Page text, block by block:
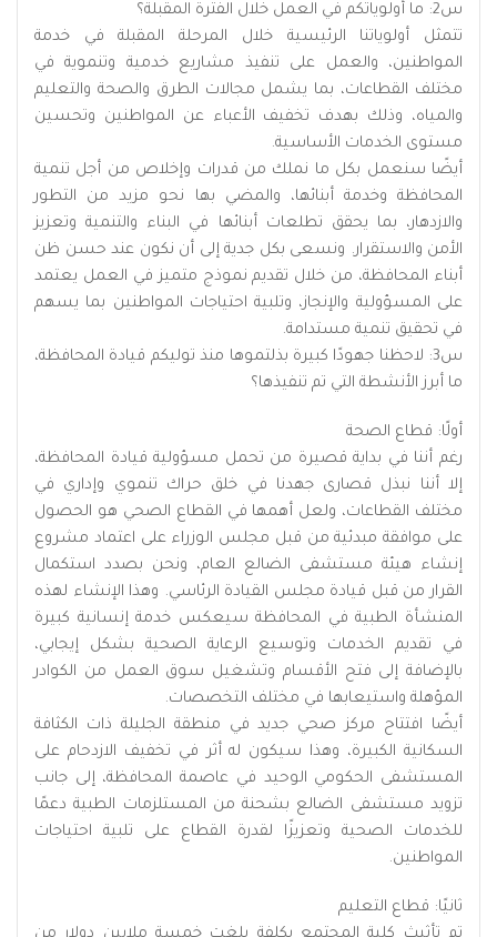
س2: ما أولوياتكم في العمل خلال الفترة المقبلة؟
تتمثل أولوياتنا الرئيسية خلال المرحلة المقبلة في خدمة
المواطنين، والعمل على تنفيذ مشاريع خدمية وتنموية في
مختلف القطاعات، بما يشمل مجالات الطرق والصحة والتعليم
والمياه، وذلك بهدف تخفيف الأعباء عن المواطنين وتحسين
مستوى الخدمات الأساسية.
أيضًا سنعمل بكل ما نملك من قدرات وإخلاص من أجل تنمية
المحافظة وخدمة أبنائها، والمضي بها نحو مزيد من التطور
والازدهار، بما يحقق تطلعات أبنائها في البناء والتنمية وتعزيز
الأمن والاستقرار. ونسعى بكل جدية إلى أن نكون عند حسن ظن
أبناء المحافظة، من خلال تقديم نموذج متميز في العمل يعتمد
على المسؤولية والإنجاز، وتلبية احتياجات المواطنين بما يسهم
في تحقيق تنمية مستدامة.
س3: لاحظنا جهودًا كبيرة بذلتموها منذ توليكم قيادة المحافظة،
ما أبرز الأنشطة التي تم تنفيذها؟
أولًا: قطاع الصحة
رغم أننا في بداية قصيرة من تحمل مسؤولية قيادة المحافظة،
إلا أننا نبذل قصارى جهدنا في خلق حراك تنموي وإداري في
مختلف القطاعات، ولعل أهمها في القطاع الصحي هو الحصول
على موافقة مبدئية من قبل مجلس الوزراء على اعتماد مشروع
إنشاء هيئة مستشفى الضالع العام، ونحن بصدد استكمال
القرار من قبل قيادة مجلس القيادة الرئاسي. وهذا الإنشاء لهذه
المنشأة الطبية في المحافظة سيعكس خدمة إنسانية كبيرة
في تقديم الخدمات وتوسيع الرعاية الصحية بشكل إيجابي،
بالإضافة إلى فتح الأقسام وتشغيل سوق العمل من الكوادر
المؤهلة واستيعابها في مختلف التخصصات.
أيضًا افتتاح مركز صحي جديد في منطقة الجليلة ذات الكثافة
السكانية الكبيرة، وهذا سيكون له أثر في تخفيف الازدحام على
المستشفى الحكومي الوحيد في عاصمة المحافظة، إلى جانب
تزويد مستشفى الضالع بشحنة من المستلزمات الطبية دعمًا
للخدمات الصحية وتعزيزًا لقدرة القطاع على تلبية احتياجات
المواطنين.
ثانيًا: قطاع التعليم